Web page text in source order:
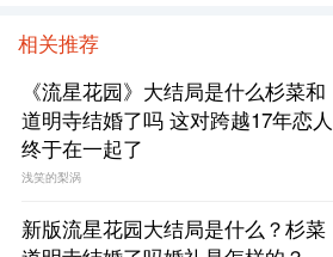
相关推荐
《流星花园》大结局是什么杉菜和
道明寺结婚了吗 这对跨越17年恋人
终于在一起了
浅笑的梨涡
新版流星花园大结局是什么？杉菜